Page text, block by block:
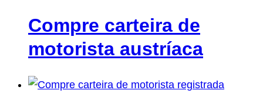
Compre carteira de
motorista austríaca